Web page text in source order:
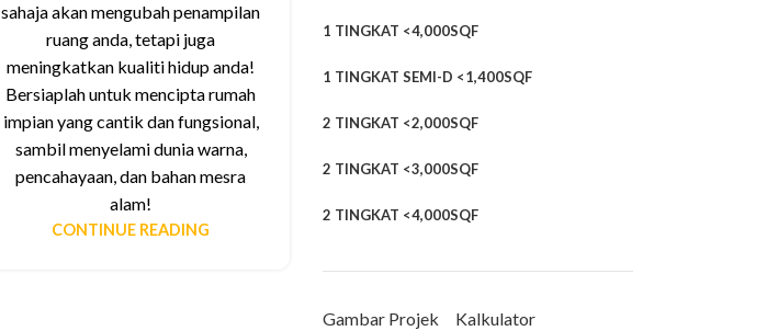
sahaja akan mengubah penampilan
ruang anda, tetapi juga
meningkatkan kualiti hidup anda!
Bersiaplah untuk mencipta rumah
impian yang cantik dan fungsional,
sambil menyelami dunia warna,
pencahayaan, dan bahan mesra
alam!
CONTINUE READING
1 TINGKAT <4,000SQF
1 TINGKAT SEMI-D <1,400SQF
2 TINGKAT <2,000SQF
2 TINGKAT <3,000SQF
2 TINGKAT <4,000SQF
Gambar Projek
Kalkulator